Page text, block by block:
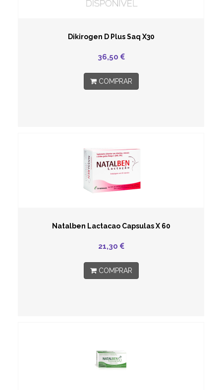
Dikirogen D Plus Saq X30
36,50
COMPRAR
Natalben Lactacao Capsulas X 60
21,30
COMPRAR